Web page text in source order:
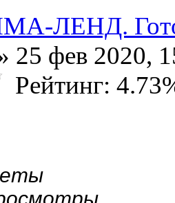
ЛЕНД.
25 фев 2020,
Рейтинг: